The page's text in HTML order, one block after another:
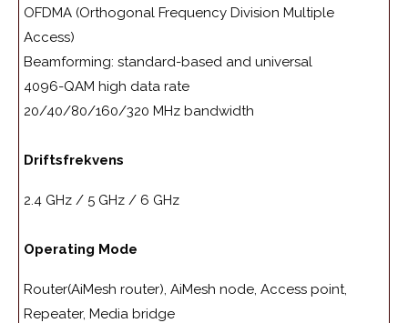
OFDMA (Orthogonal Frequency Division Multiple
Access)
Beamforming: standard-based and universal
4096-QAM high data rate
20/40/80/160/320 MHz bandwidth
Driftsfrekvens
2.4 GHz / 5 GHz / 6 GHz
Operating Mode
Router(AiMesh router), AiMesh node, Access point,
Repeater, Media bridge